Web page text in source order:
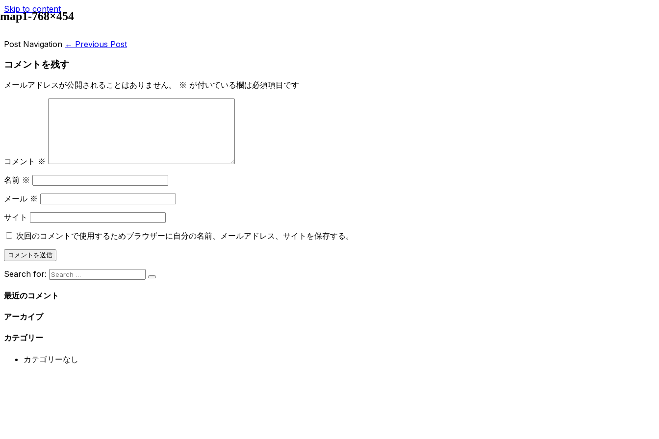
Skip to content
map1-768×454
Post Navigation ← Previous Post
コメントを残す
メールアドレスが公開されることはありません。 ※ が付いている欄は必須項目です
コメント ※
名前 ※
メール ※
サイト
次回のコメントで使用するためブラウザーに自分の名前、メールアドレス、サイトを保存する。
Search for:
最近のコメント
アーカイブ
カテゴリー
カテゴリーなし